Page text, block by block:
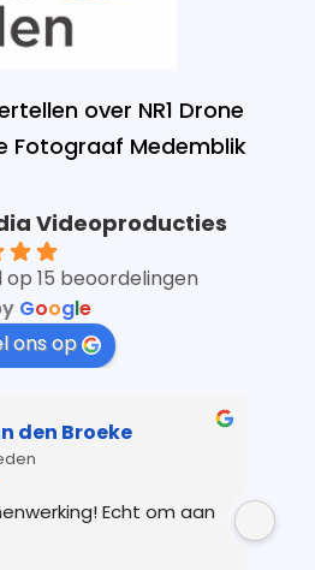
over NR1 Drone
Fotograaf Medemblik
Videoproducties
15 beoordelingen
Google
ons op
den Broeke
Echt om aan